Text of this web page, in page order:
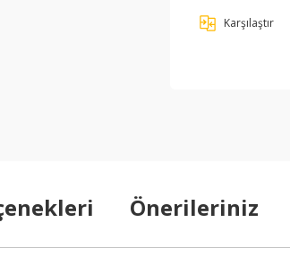
Karşılaştır
Önerileriniz